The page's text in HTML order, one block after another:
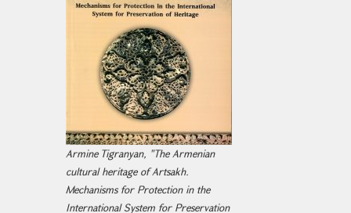
Armine Tigranyan, "The Armenian
cultural heritage of Artsakh.
Mechanisms for Protection in the
International System for Preservation